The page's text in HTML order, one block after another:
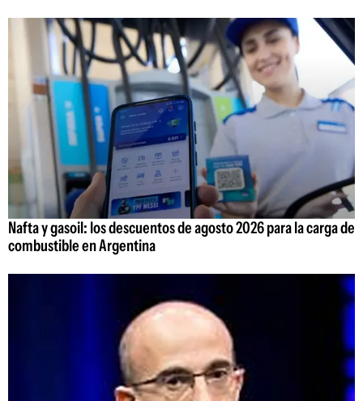
Nafta y gasoil: los descuentos de agosto 2026 para la carga de
combustible en Argentina